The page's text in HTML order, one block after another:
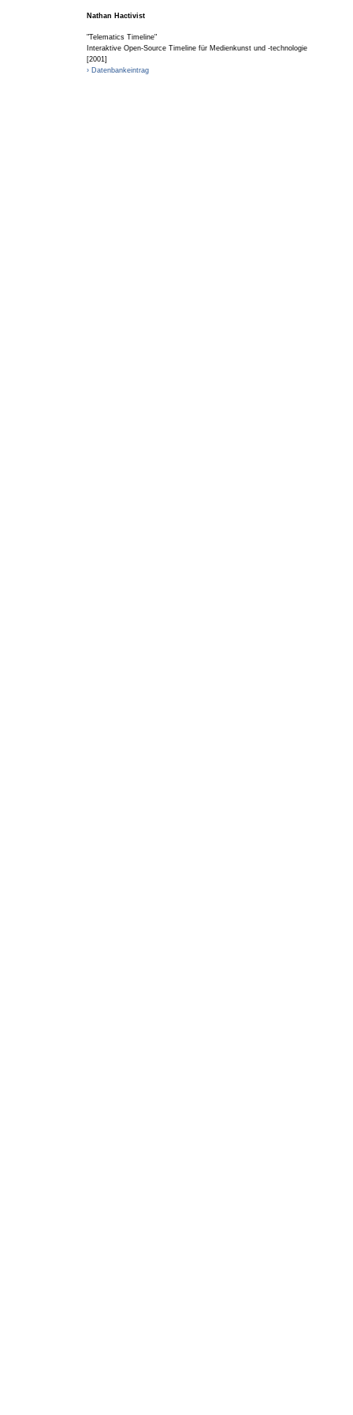
Nathan Hactivist
"Telematics Timeline"
Interaktive Open-Source Timeline für Medienkunst und -technologie
[2001]
› Datenbankeintrag